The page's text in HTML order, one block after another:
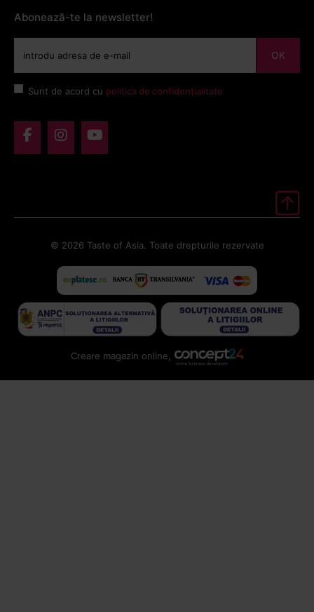
Abonează-te la newsletter!
OK
Sunt de acord cu politica de confidențialitate
© 2026 Taste of Asia. Toate drepturile rezervate
Creare magazin online,